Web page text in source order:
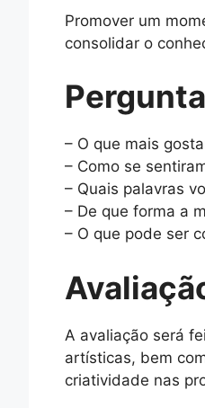
Promover um
consolidar o
– O que mais
– Como se
– Quais palavras
– De que forma a
– O que pode ser
A avaliação será
artísticas, bem
criatividade nas